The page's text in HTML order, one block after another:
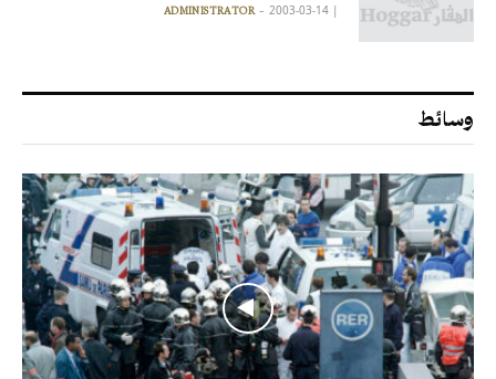
|
ADMINISTRATOR 2003-03-14
وسائط